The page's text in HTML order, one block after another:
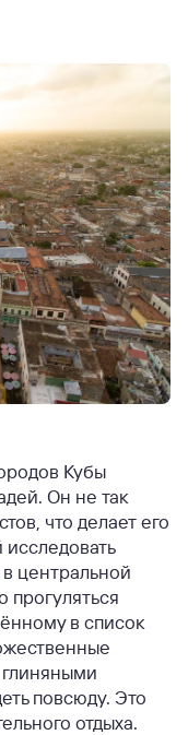
Кубы
Он не так
что делает его
центральной
прогуляться
в список
повсюду. Это
отдыха.